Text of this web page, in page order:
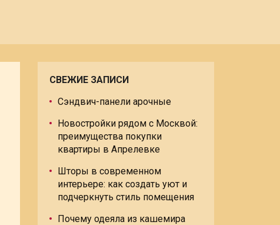
СВЕЖИЕ ЗАПИСИ
Сэндвич-панели арочные
Новостройки рядом с Москвой:
преимущества покупки
квартиры в Апрелевке
Шторы в современном
интерьере: как создать уют и
подчеркнуть стиль помещения
Почему одеяла из кашемира